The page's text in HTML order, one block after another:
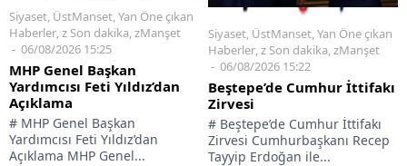
Siyaset, ÜstManset,Yan Öne çıkan
Haberler,z Son dakika,zManşet
06/08/2026 15:25
MHP Genel Başkan
Yardımcısı Feti Yıldız’dan
Açıklama
# MHP Genel Başkan
Yardımcısı Feti Yıldız’dan
Açıklama MHP Genel...
Siyaset, ÜstManset,Yan Öne çıkan
Haberler,z Son dakika,zManşet
06/08/2026 15:22
Beştepe’de Cumhur İttifakı
Zirvesi
# Beştepe’de Cumhur İttifakı
Zirvesi Cumhurbaşkanı Recep
Tayyip Erdoğan ile...